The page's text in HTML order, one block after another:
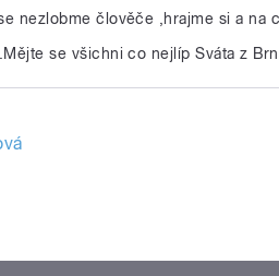
nezlobme člověče ,hrajme si a na
se všichni co nejlíp Sváta z